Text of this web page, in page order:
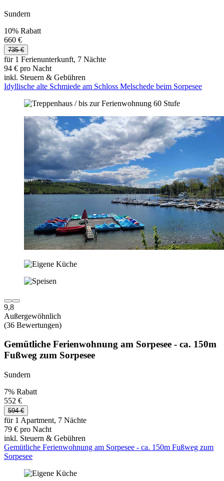
Sundern
10% Rabatt
660 €
735 €
für 1 Ferienunterkunft, 7 Nächte
94 € pro Nacht
inkl. Steuern & Gebühren
Idyllische alte Schmiede am Schloss Melschede beim Sorpesee
9,8
Außergewöhnlich
(36 Bewertungen)
Gemütliche Ferienwohnung am Sorpesee - ca. 150m
Fußweg zum Sorpesee
Sundern
7% Rabatt
552 €
594 €
für 1 Apartment, 7 Nächte
79 € pro Nacht
inkl. Steuern & Gebühren
Gemütliche Ferienwohnung am Sorpesee - ca. 150m Fußweg zum
Sorpesee